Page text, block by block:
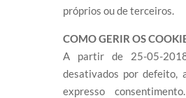
próprios ou de terceiros.
COMO GERIR OS
A partir de 25-05-
desativados por defeito,
expresso